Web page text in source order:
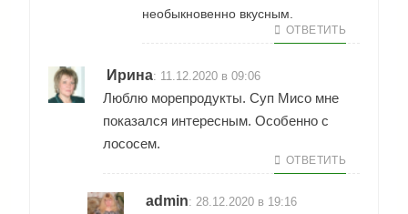
необыкновенно вкусным.
ОТВЕТИТЬ
Ирина: 11.12.2020 в 09:06
Люблю морепродукты. Суп Мисо мне
показался интересным. Особенно с
лососем.
ОТВЕТИТЬ
admin: 28.12.2020 в 19:16